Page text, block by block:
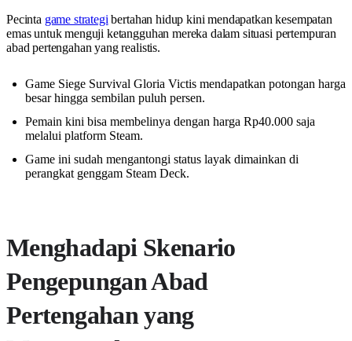
Pecinta game strategi bertahan hidup kini mendapatkan kesempatan
emas untuk menguji ketangguhan mereka dalam situasi pertempuran
abad pertengahan yang realistis.
Game Siege Survival Gloria Victis mendapatkan potongan harga
besar hingga sembilan puluh persen.
Pemain kini bisa membelinya dengan harga Rp40.000 saja
melalui platform Steam.
Game ini sudah mengantongi status layak dimainkan di
perangkat genggam Steam Deck.
Menghadapi Skenario
Pengepungan Abad
Pertengahan yang